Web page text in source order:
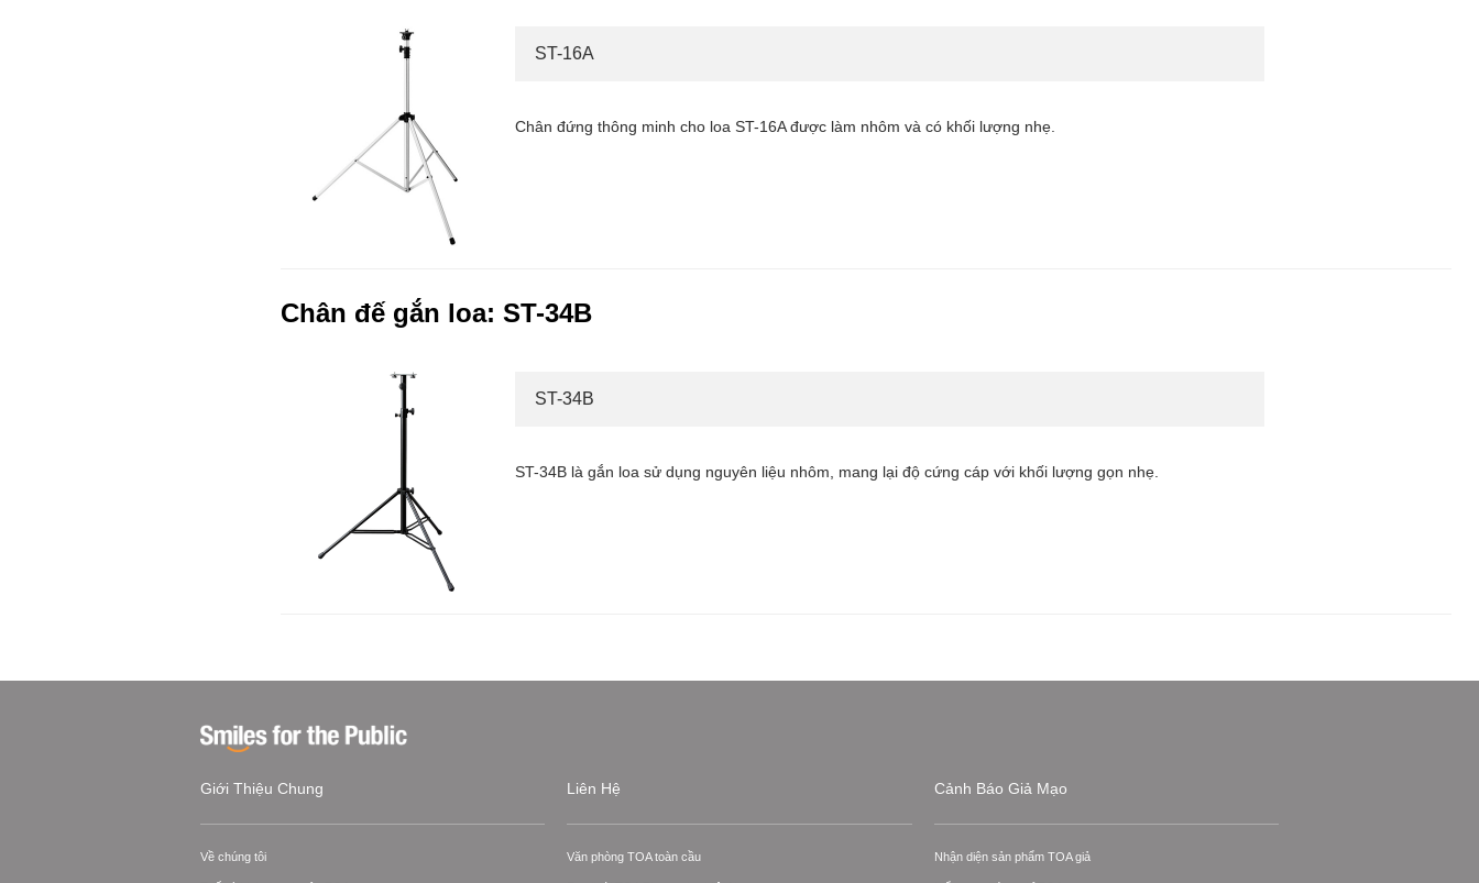
ST-16A
Chân đứng thông minh cho loa ST-16A được làm nhôm và có khối lượng nhẹ.
Chân đế gắn loa: ST-34B
ST-34B
ST-34B là gắn loa sử dụng nguyên liệu nhôm, mang lại độ cứng cáp với khối lượng gọn nhẹ.
Giới Thiệu Chung
Về chúng tôi
Liên Hệ
Văn phòng TOA toàn cầu
Cảnh Báo Giả Mạo
Nhận diện sản phẩm TOA giả